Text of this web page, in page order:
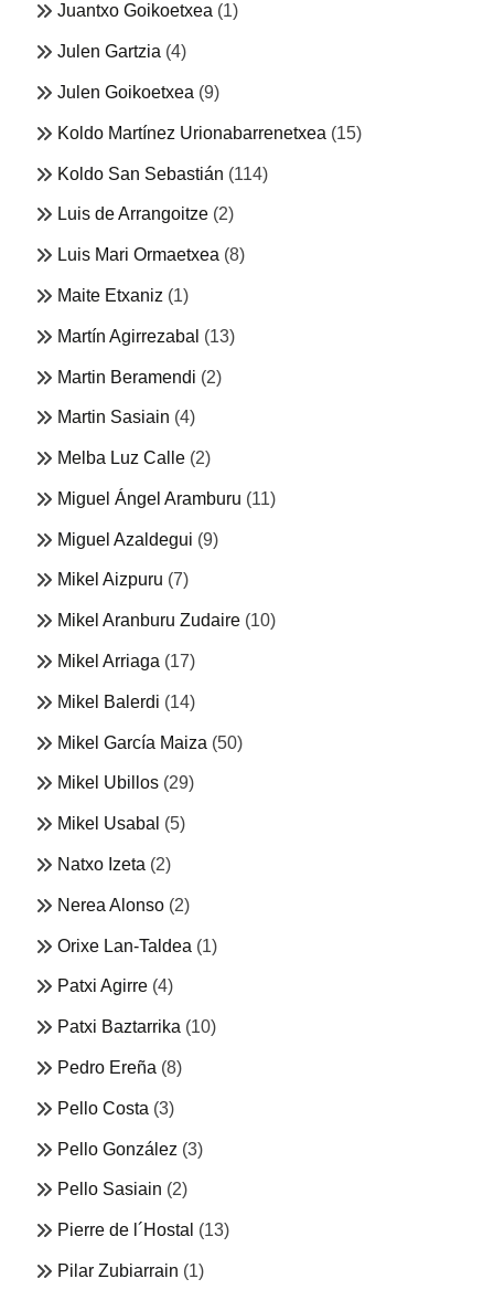
Juantxo Goikoetxea (1)
Julen Gartzia (4)
Julen Goikoetxea (9)
Koldo Martínez Urionabarrenetxea (15)
Koldo San Sebastián (114)
Luis de Arrangoitze (2)
Luis Mari Ormaetxea (8)
Maite Etxaniz (1)
Martín Agirrezabal (13)
Martin Beramendi (2)
Martin Sasiain (4)
Melba Luz Calle (2)
Miguel Ángel Aramburu (11)
Miguel Azaldegui (9)
Mikel Aizpuru (7)
Mikel Aranburu Zudaire (10)
Mikel Arriaga (17)
Mikel Balerdi (14)
Mikel García Maiza (50)
Mikel Ubillos (29)
Mikel Usabal (5)
Natxo Izeta (2)
Nerea Alonso (2)
Orixe Lan-Taldea (1)
Patxi Agirre (4)
Patxi Baztarrika (10)
Pedro Ereña (8)
Pello Costa (3)
Pello González (3)
Pello Sasiain (2)
Pierre de l´Hostal (13)
Pilar Zubiarrain (1)